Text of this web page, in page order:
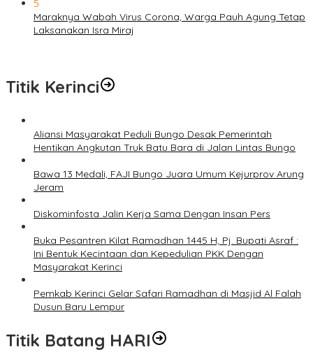
5
Maraknya Wabah Virus Corona, Warga Pauh Agung Tetap
Laksanakan Isra Miraj
Titik Kerinci
Aliansi Masyarakat Peduli Bungo Desak Pemerintah
Hentikan Angkutan Truk Batu Bara di Jalan Lintas Bungo
Bawa 13 Medali, FAJI Bungo Juara Umum Kejurprov Arung
Jeram
Diskominfosta Jalin Kerja Sama Dengan Insan Pers
Buka Pesantren Kilat Ramadhan 1445 H, Pj. Bupati Asraf :
Ini Bentuk Kecintaan dan Kepedulian PKK Dengan
Masyarakat Kerinci
Pemkab Kerinci Gelar Safari Ramadhan di Masjid Al Falah
Dusun Baru Lempur
Titik Batang HARI